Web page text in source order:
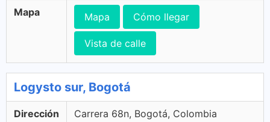
Mapa Mapa Cómo llegar
Vista de calle
Logysto sur, Bogotá
Dirección Carrera 68n, Bogotá, Colombia